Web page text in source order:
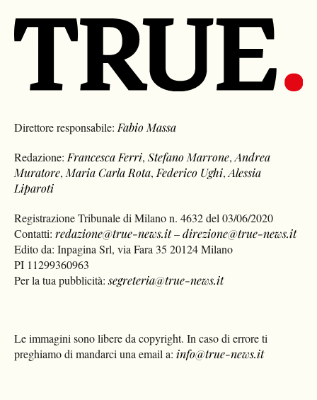
Direttore responsabile: Fabio Massa
Redazione: Francesca Ferri,Stefano Marrone,Andrea
Muratore, Maria Carla Rota, Federico Ughi,Alessia
Liparoti
Registrazione Tribunale di Milano n. 4632 del 03/06/2020
Contatti:redazione@true-news.it–direzione@true-news.it
Edito da: Inpagina Srl, via Fara 35 20124 Milano
PI 11299360963
Per la tua pubblicità:segreteria@true-news.it
Le immagini sono libere da copyright. In caso di errore ti
preghiamo di mandarci una email a: info@true-news.it